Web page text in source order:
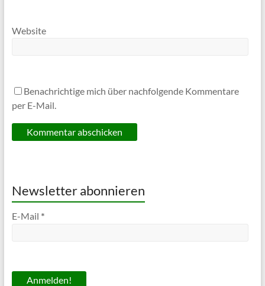
Website
Benachrichtige mich über nachfolgende Kommentare
per E-Mail.
Newsletter abonnieren
E-Mail *